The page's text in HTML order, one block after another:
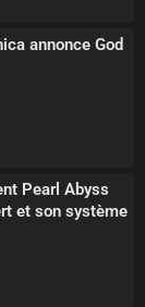
annonce God
Pearl Abyss
et son système